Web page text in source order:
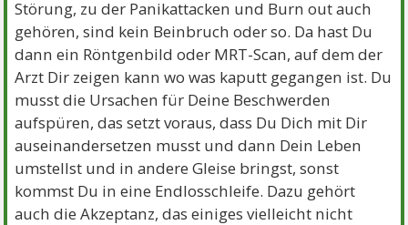
Störung, zu der Panikattacken und Burn out auch
gehören, sind kein Beinbruch oder so. Da hast Du
dann ein Röntgenbild oder MRT-Scan, auf dem der
Arzt Dir zeigen kann wo was kaputt gegangen ist. Du
musst die Ursachen für Deine Beschwerden
aufspüren, das setzt voraus, dass Du Dich mit Dir
auseinandersetzen musst und dann Dein Leben
umstellst und in andere Gleise bringst, sonst
kommst Du in eine Endlosschleife. Dazu gehört
auch die Akzeptanz, das einiges vielleicht nicht